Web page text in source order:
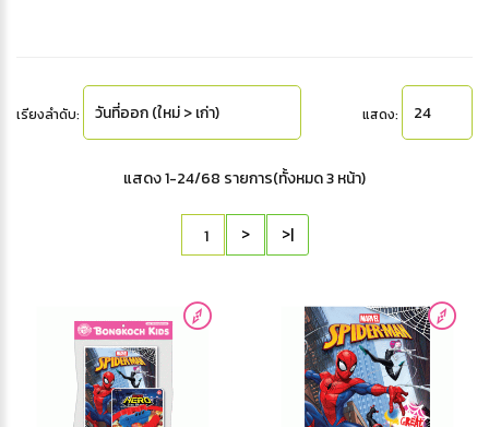
เรียงลำดับ: แสดง:
แสดง 1-24/68 รายการ(ทั้งหมด 3 หน้า)
> >|